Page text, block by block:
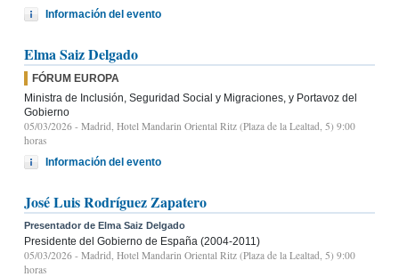
Información del evento
Elma Saiz Delgado
FÓRUM EUROPA
Ministra de Inclusión, Seguridad Social y Migraciones, y Portavoz del
Gobierno
05/03/2026 - Madrid, Hotel Mandarin Oriental Ritz (Plaza de la Lealtad, 5) 9:00
horas
Información del evento
José Luis Rodríguez Zapatero
Presentador de Elma Saiz Delgado
Presidente del Gobierno de España (2004-2011)
05/03/2026 - Madrid, Hotel Mandarin Oriental Ritz (Plaza de la Lealtad, 5) 9:00
horas